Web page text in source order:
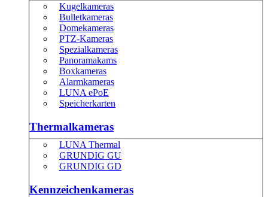
Kugelkameras
Bulletkameras
Domekameras
PTZ-Kameras
Spezialkameras
Panoramakams
Boxkameras
Alarmkameras
LUNA ePoE
Speicherkarten
Thermalkameras
LUNA Thermal
GRUNDIG GU
GRUNDIG GD
Kennzeichenkameras